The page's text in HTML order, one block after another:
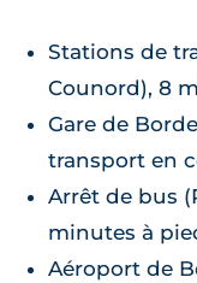
Stations de
Counord), 8
Gare de
transport en
Arrêt de bus
minutes à
Aéroport de